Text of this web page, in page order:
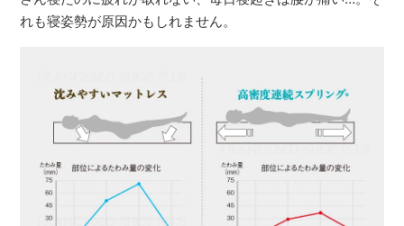
れも寝姿勢が原因かもしれません。